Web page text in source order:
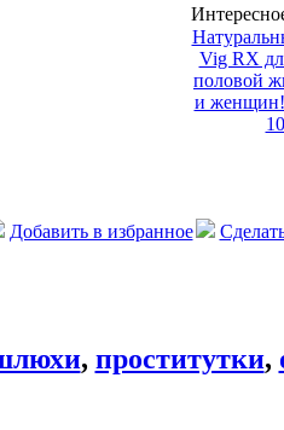
Vig RX
половой
и женщин!
Добавить в избранное
, проститутки,